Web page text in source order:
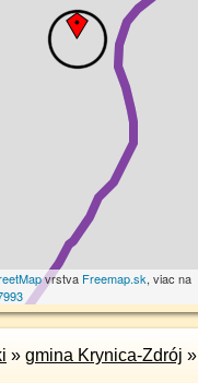
vrstva Freemap.sk, viac na
» gmina Krynica-Zdrój »